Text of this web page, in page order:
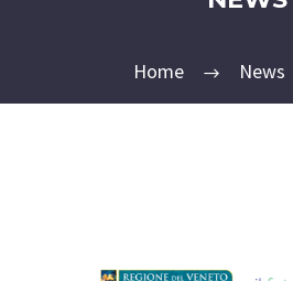
Home News